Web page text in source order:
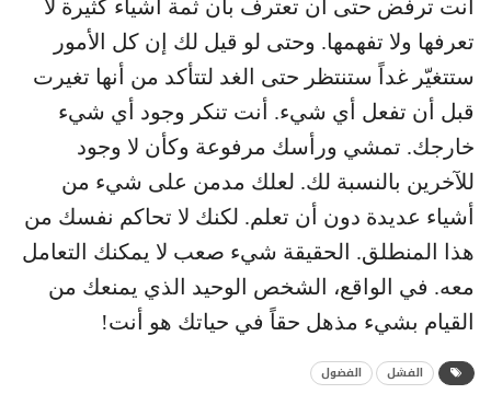
أنت ترفض حتى أن تعترف بأن ثمة أشياء كثيرة لا
تعرفها ولا تفهمها. وحتى لو قيل لك إن كل الأمور
ستتغيّر غداً ستنتظر حتى الغد لتتأكد من أنها تغيرت
قبل أن تفعل أي شيء. أنت تنكر وجود أي شيء
خارجك. تمشي ورأسك مرفوعة وكأن لا وجود
للآخرين بالنسبة لك. لعلك مدمن على شيء من
أشياء عديدة دون أن تعلم. لكنك لا تحاكم نفسك من
هذا المنطلق. الحقيقة شيء صعب لا يمكنك التعامل
معه. في الواقع، الشخص الوحيد الذي يمنعك من
القيام بشيء مذهل حقاً في حياتك هو أنت!
الفشل الفضول